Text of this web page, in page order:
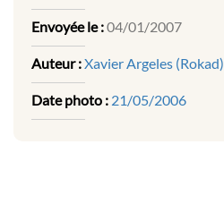
Envoyée le :04/01/2007
Auteur :Xavier Argeles (Rokad)
Date photo : 21/05/2006